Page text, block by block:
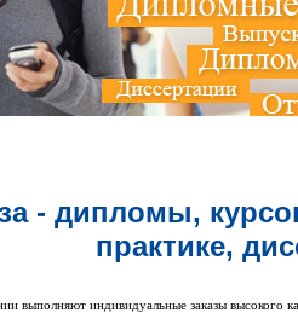
- дипломы,
практике,
выполняют индивидуальные заказы высокого